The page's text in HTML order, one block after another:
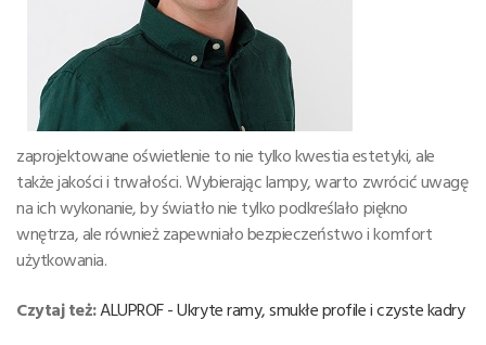
zaprojektowane oświetlenie to nie tylko kwestia estetyki, ale
także jakości i trwałości. Wybierając lampy, warto zwrócić uwagę
na ich wykonanie, by światło nie tylko podkreślało piękno
wnętrza, ale również zapewniało bezpieczeństwo i komfort
użytkowania.
Czytaj też:ALUPROF - Ukryte ramy, smukłe profile i czyste kadry